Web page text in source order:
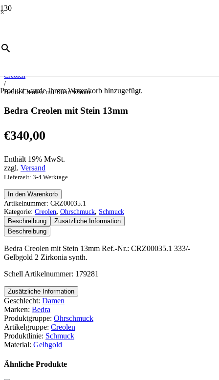
×
Produktwurde Ihrem Warenkorb hinzugefügt.
/
Creolen
/
Bedra Creolen mit Stein 13mm
Bedra Creolen mit Stein 13mm
€340,00
Enthält 19% MwSt.
zzgl. Versand
Lieferzeit: 3-4 Werktage
Bedra
Creolen
mit
Stein
13mm
Menge
In den Warenkorb
Artikelnummer: CRZ00035.1
Kategorie: Creolen, Ohrschmuck, Schmuck
Beschreibung
Zusätzliche Information
Beschreibung
Bedra Creolen mit Stein 13mm Ref.-Nr.: CRZ00035.1 333/-
Gelbgold 2 Zirkonia synth.
Schell Artikelnummer: 179281
Zusätzliche Information
Geschlecht: Damen
Marken: Bedra
Produktgruppe: Ohrschmuck
Artikelgruppe: Creolen
Produktlinie: Schmuck
Material: Gelbgold
Ähnliche Produkte